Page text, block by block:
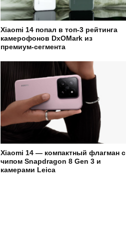
Xiaomi 14 попал в топ-3 рейтинга
камерофонов DxOMark из
премиум-сегмента
Xiaomi 14 — компактный флагман с
чипом Snapdragon 8 Gen 3 и
камерами Leica